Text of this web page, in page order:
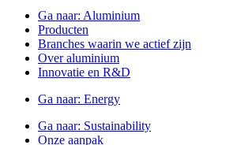
Ga naar: Aluminium
Producten
Branches waarin we actief zijn
Over aluminium
Innovatie en R&D
Ga naar: Energy
Ga naar: Sustainability
Onze aanpak